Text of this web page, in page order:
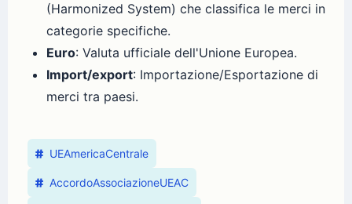
(Harmonized System) che classifica le merci in
categorie specifiche.
Euro: Valuta ufficiale dell'Unione Europea.
Import/export: Importazione/Esportazione di
merci tra paesi.
UEAmericaCentrale
AccordoAssociazioneUEAC